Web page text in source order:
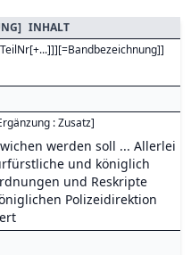
] INHALT
]
: Zusatz]
werden soll ... Allerlei
und königlich
und Reskripte
Polizeidirektion